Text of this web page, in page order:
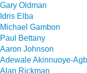
Gary Oldman
Idris Elba
Michael Gambon
Paul Bettany
Aaron Johnson
Adewale Akinnuoye-
Alan Rickman